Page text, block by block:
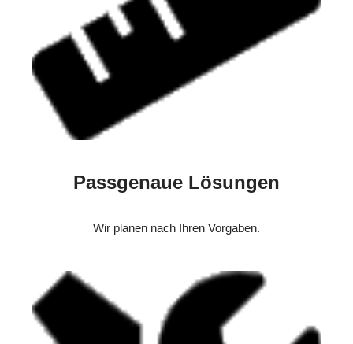
Passgenaue Lösungen
Wir planen nach Ihren Vorgaben.